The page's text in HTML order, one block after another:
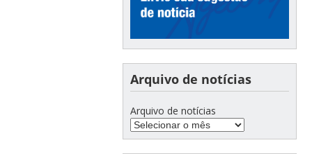
Arquivo de notícias
Arquivo de notícias